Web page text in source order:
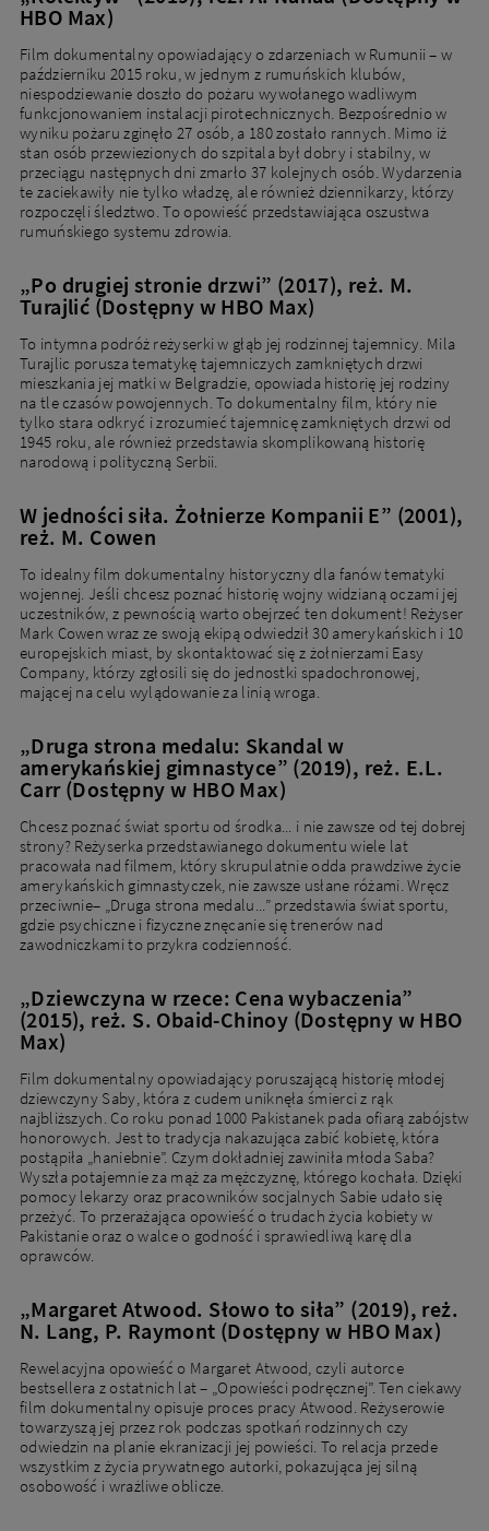
HBO Max)
Film dokumentalny opowiadający o zdarzeniach w Rumunii – w
październiku 2015 roku, w jednym z rumuńskich klubów,
niespodziewanie doszło do pożaru wywołanego wadliwym
funkcjonowaniem instalacji pirotechnicznych. Bezpośrednio w
wyniku pożaru zginęło 27 osób, a 180 zostało rannych. Mimo iż
stan osób przewiezionych do szpitala był dobry i stabilny, w
przeciągu następnych dni zmarło 37 kolejnych osób. Wydarzenia
te zaciekawiły nie tylko władzę, ale również dziennikarzy, którzy
rozpoczęli śledztwo. To opowieść przedstawiająca oszustwa
rumuńskiego systemu zdrowia.
„Po drugiej stronie drzwi” (2017), reż. M.
Turajlić (Dostępny w HBO Max)
To intymna podróż reżyserki w głąb jej rodzinnej tajemnicy. Mila
Turajlic porusza tematykę tajemniczych zamkniętych drzwi
mieszkania jej matki w Belgradzie, opowiada historię jej rodziny
na tle czasów powojennych. To dokumentalny film, który nie
tylko stara odkryć i zrozumieć tajemnicę zamkniętych drzwi od
1945 roku, ale również przedstawia skomplikowaną historię
narodową i polityczną Serbii.
W jedności siła. Żołnierze Kompanii E” (2001),
reż. M. Cowen
To idealny film dokumentalny historyczny dla fanów tematyki
wojennej. Jeśli chcesz poznać historię wojny widzianą oczami jej
uczestników, z pewnością warto obejrzeć ten dokument! Reżyser
Mark Cowen wraz ze swoją ekipą odwiedził 30 amerykańskich i 10
europejskich miast, by skontaktować się z żołnierzami Easy
Company, którzy zgłosili się do jednostki spadochronowej,
mającej na celu wylądowanie za linią wroga.
„Druga strona medalu: Skandal w
amerykańskiej gimnastyce” (2019), reż. E.L.
Carr (Dostępny w HBO Max)
Chcesz poznać świat sportu od środka... i nie zawsze od tej dobrej
strony? Reżyserka przedstawianego dokumentu wiele lat
pracowała nad filmem, który skrupulatnie odda prawdziwe życie
amerykańskich gimnastyczek, nie zawsze usłane różami. Wręcz
przeciwnie– „Druga strona medalu...” przedstawia świat sportu,
gdzie psychiczne i fizyczne znęcanie się trenerów nad
zawodniczkami to przykra codzienność.
„Dziewczyna w rzece: Cena wybaczenia”
(2015), reż. S. Obaid-Chinoy (Dostępny w HBO
Max)
Film dokumentalny opowiadający poruszającą historię młodej
dziewczyny Saby, która z cudem uniknęła śmierci z rąk
najbliższych. Co roku ponad 1000 Pakistanek pada ofiarą zabójstw
honorowych. Jest to tradycja nakazująca zabić kobietę, która
postąpiła „haniebnie”. Czym dokładniej zawiniła młoda Saba?
Wyszła potajemnie za mąż za mężczyznę, którego kochała. Dzięki
pomocy lekarzy oraz pracowników socjalnych Sabie udało się
przeżyć. To przerażająca opowieść o trudach życia kobiety w
Pakistanie oraz o walce o godność i sprawiedliwą karę dla
oprawców.
„Margaret Atwood. Słowo to siła” (2019), reż.
N. Lang, P. Raymont (Dostępny w HBO Max)
Rewelacyjna opowieść o Margaret Atwood, czyli autorce
bestsellera z ostatnich lat – „Opowieści podręcznej”. Ten ciekawy
film dokumentalny opisuje proces pracy Atwood. Reżyserowie
towarzyszą jej przez rok podczas spotkań rodzinnych czy
odwiedzin na planie ekranizacji jej powieści. To relacja przede
wszystkim z życia prywatnego autorki, pokazująca jej silną
osobowość i wrażliwe oblicze.